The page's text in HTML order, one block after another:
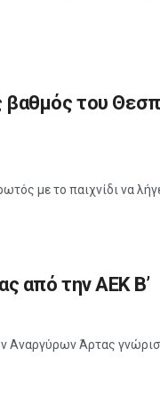
βαθμός του
με το παιχνίδι να
από την ΑΕΚ Β’
Αναργύρων Άρτας